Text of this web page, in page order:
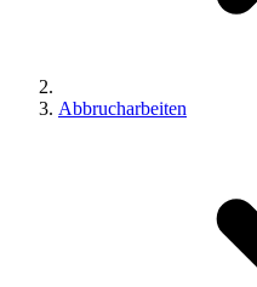
Abbrucharbeiten